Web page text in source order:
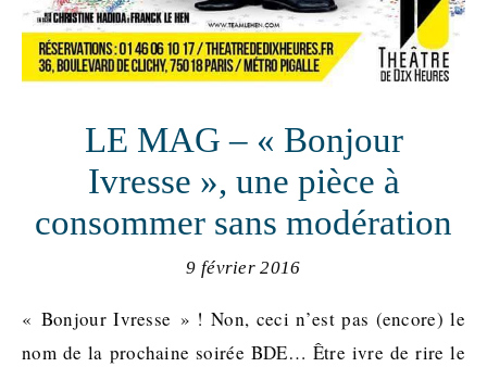
LE MAG – « Bonjour
Ivresse », une pièce à
consommer sans modération
9 février 2016
« Bonjour Ivresse » ! Non, ceci n’est pas (encore) le
nom de la prochaine soirée BDE… Être ivre de rire le